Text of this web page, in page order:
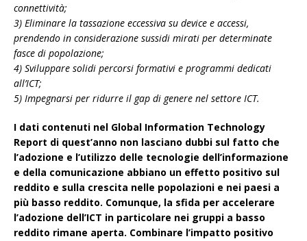
connettività;
3) Eliminare la tassazione eccessiva su device e accessi,
prendendo in considerazione sussidi mirati per determinate
fasce di popolazione;
4) Sviluppare solidi percorsi formativi e programmi dedicati
all’ICT;
5) Impegnarsi per ridurre il gap di genere nel settore ICT.
I dati contenuti nel Global Information Technology
Report di quest’anno non lasciano dubbi sul fatto che
l’adozione e l’utilizzo delle tecnologie dell’informazione
e della comunicazione abbiano un effetto positivo sul
reddito e sulla crescita nelle popolazioni e nei paesi a
più basso reddito. Comunque, la sfida per accelerare
l’adozione dell’ICT in particolare nei gruppi a basso
reddito rimane aperta. Combinare l’impatto positivo